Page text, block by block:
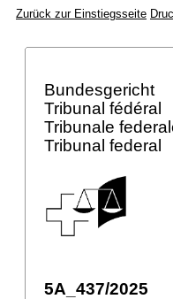
Zurück zur Einstiegsseite
Bundesgericht
Tribunal fédéral
Tribunale
Tribunal federal
5A_437/2025